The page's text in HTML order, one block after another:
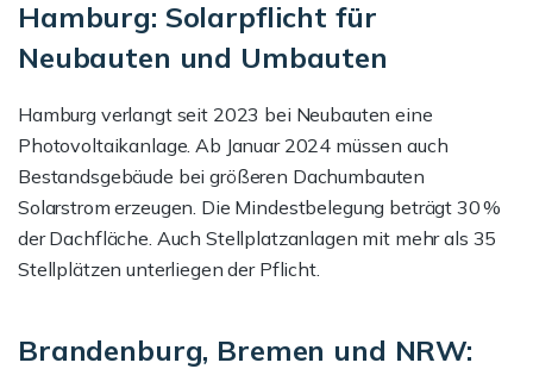
Hamburg: Solarpflicht für
Neubauten und Umbauten
Hamburg verlangt seit 2023 bei Neubauten eine
Photovoltaikanlage. Ab Januar 2024 müssen auch
Bestandsgebäude bei größeren Dachumbauten
Solarstrom erzeugen. Die Mindestbelegung beträgt 30 %
der Dachfläche. Auch Stellplatzanlagen mit mehr als 35
Stellplätzen unterliegen der Pflicht.
Brandenburg, Bremen und NRW: